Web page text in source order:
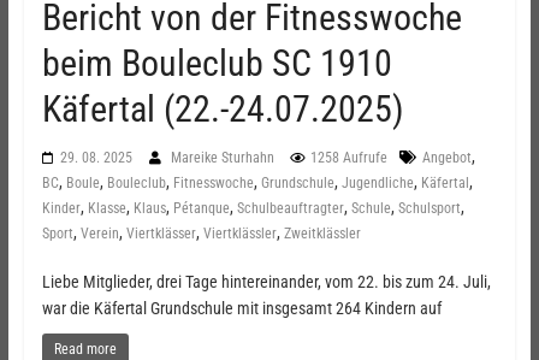
Bericht von der Fitnesswoche
beim Bouleclub SC 1910
Käfertal (22.-24.07.2025)
29. 08. 2025 Mareike Sturhahn 1258 Aufrufe Angebot,
BC, Boule, Bouleclub, Fitnesswoche, Grundschule, Jugendliche, Käfertal ,
Kinder, Klasse, Klaus, Pétanque, Schulbeauftragter, Schule, Schulsport,
Sport, Verein, Viertklässer, Viertklässler, Zweitklässler
Liebe Mitglieder, drei Tage hintereinander, vom 22. bis zum 24. Juli,
war die Käfertal Grundschule mit insgesamt 264 Kindern auf
Read more